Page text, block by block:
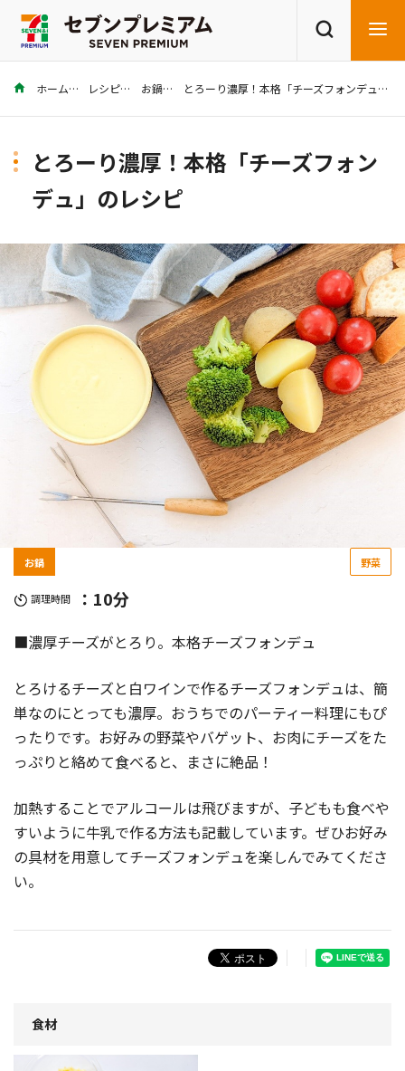
商品を探す レシピを探す
ホーム レシピ お鍋 とろーり濃厚！本格「チーズフォンデュ」のレシピ
とろーり濃厚！本格「チーズフォン
デュ」のレシピ
お鍋 野菜
調理時間 ：10分
■濃厚チーズがとろり。本格チーズフォンデュ
とろけるチーズと白ワインで作るチーズフォンデュは、簡
単なのにとっても濃厚。おうちでのパーティー料理にもぴ
ったりです。お好みの野菜やバゲット、お肉にチーズをた
っぷりと絡めて食べると、まさに絶品！
加熱することでアルコールは飛びますが、子どもも食べや
すいように牛乳で作る方法も記載しています。ぜひお好み
の具材を用意してチーズフォンデュを楽しんでみてくださ
い。
食材